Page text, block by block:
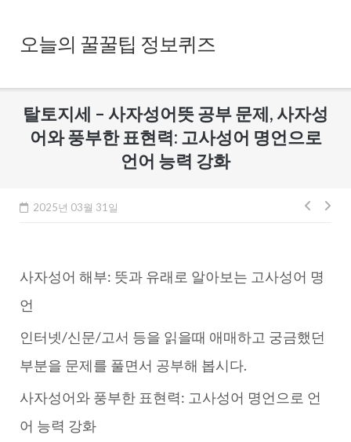
content오늘의 꿀꿀팁 정보퀴즈
탈토지세 – 사자성어뜻 공부 문제, 사자성
어와 풍부한 표현력: 고사성어 명언으로
언어 능력 강화
2025년 03월 31일
글
게
사자성어 해부: 뜻과 유래로 알아보는 고사성어 명
언
인터넷/신문/고서 등을 읽을때 애매하고 궁금했던
부분을 문제를 풀면서 공부해 봅시다.
사자성어와 풍부한 표현력: 고사성어 명언으로 언
어 능력 강화